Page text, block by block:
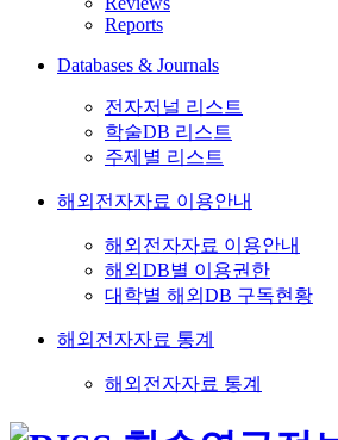
Reports
Databases & Journals
전자저널 리스트
학술DB 리스트
주제별 리스트
해외전자자료 이용안내
해외전자자료 이용안내
해외DB별 이용권한
대학별 해외DB 구독현황
해외전자자료 통계
해외전자자료 통계